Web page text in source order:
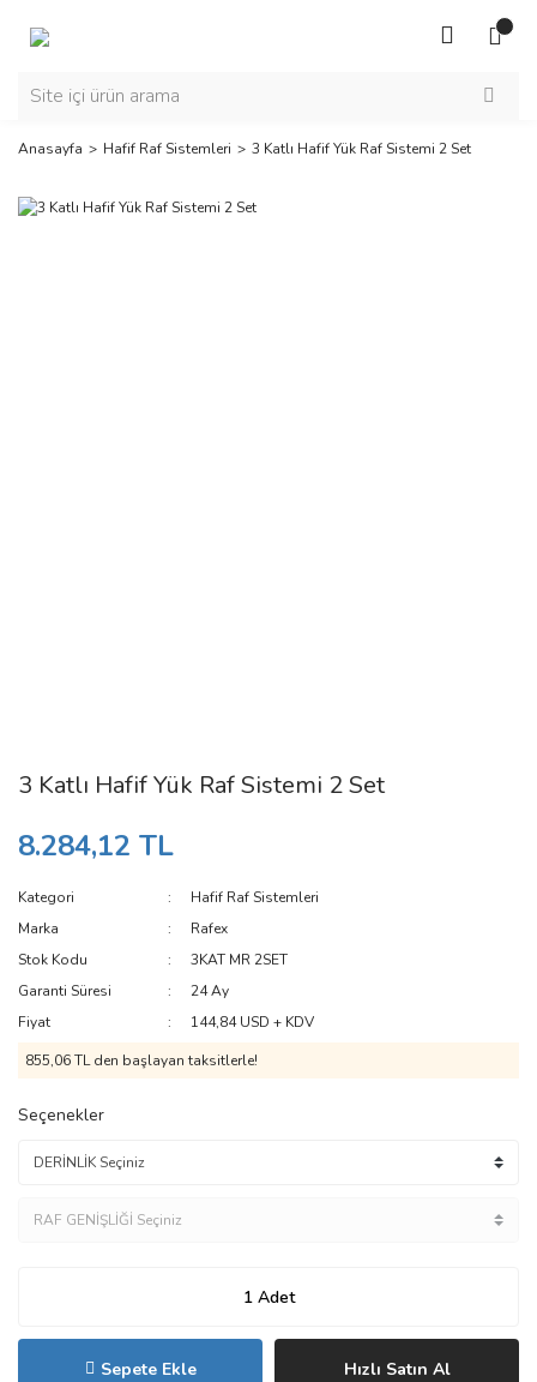
Anasayfa Hafif Raf Sistemleri 3 Katlı Hafif Yük Raf Sistemi 2 Set
3 Katlı Hafif Yük Raf Sistemi 2 Set
8.284,12 TL
Kategori
Hafif Raf Sistemleri
Marka
Rafex
Stok Kodu
3KAT MR 2SET
Garanti Süresi
24 Ay
Fiyat
144,84 USD + KDV
855,06 TL den başlayan taksitlerle!
Seçenekler
Sepete Ekle Hızlı Satın Al